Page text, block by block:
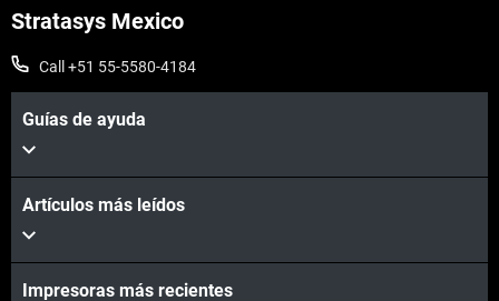
Stratasys Mexico
Call +51 55-5580-4184
Guías de ayuda
Artículos más leídos
Impresoras más recientes